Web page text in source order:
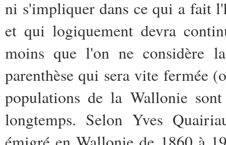
ni s'impliquer dans ce qui a fait
et qui logiquement devra
moins que l'on ne considère
parenthèse qui sera vite fermée
populations de la Wallonie
longtemps. Selon Yves